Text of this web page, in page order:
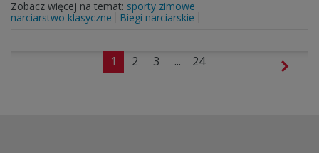
Zobacz więcej na temat: sporty zimowe
narciarstwo klasyczne
Biegi narciarskie
1 2 3 ... 24